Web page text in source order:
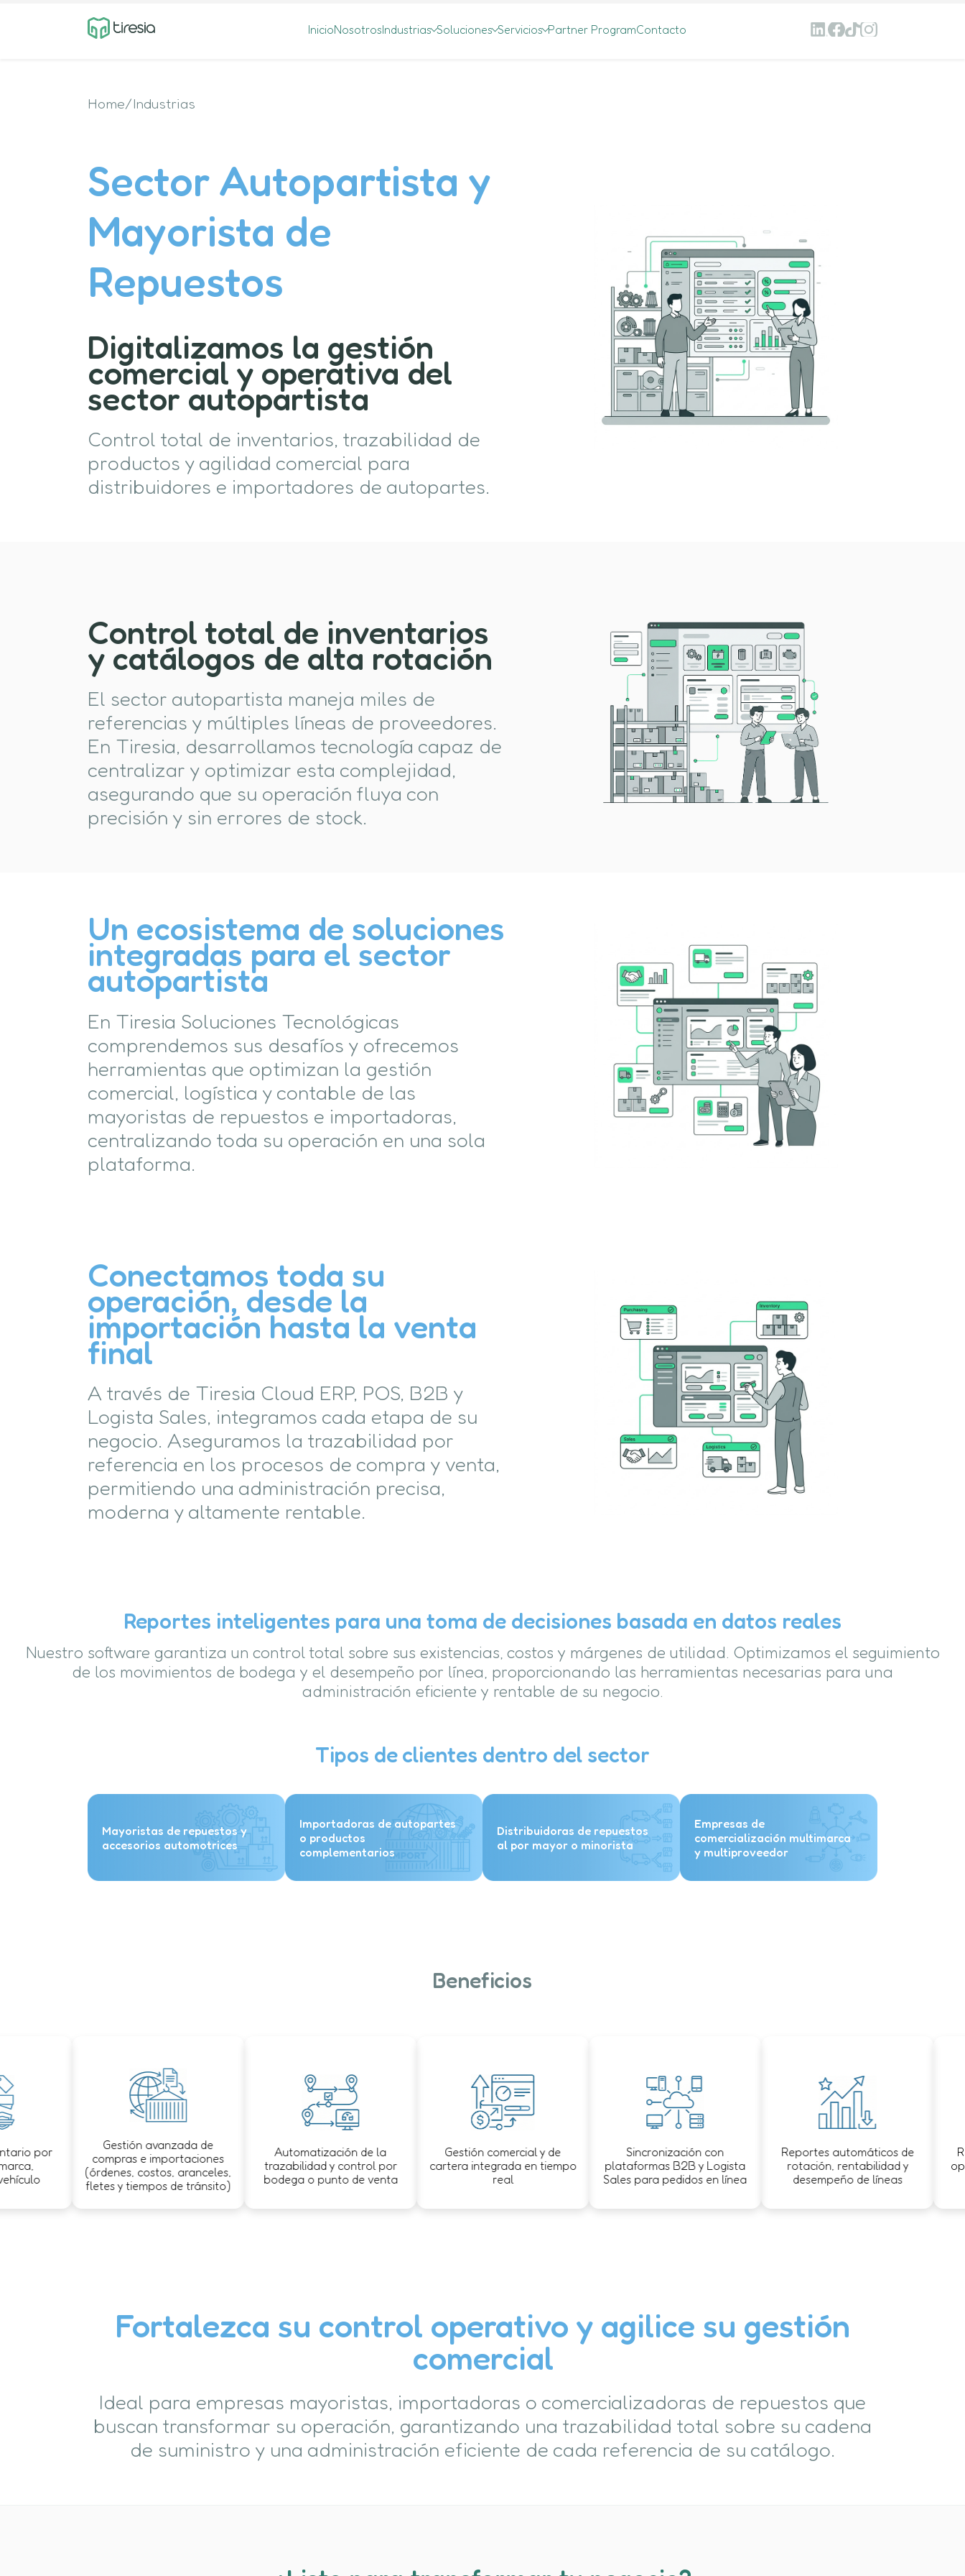
InicioNosotrosIndustrias Soluciones Servicios Partner ProgramContacto
Home/Industrias
Sector Autopartista y
Mayorista de
Repuestos
Digitalizamos la gestión
comercial y operativa del
sector autopartista
Control total de inventarios, trazabilidad de
productos y agilidad comercial para
distribuidores e importadores de autopartes.
Control total de inventarios
y catálogos de alta rotación
El sector autopartista maneja miles de
referencias y múltiples líneas de proveedores.
En Tiresia, desarrollamos tecnología capaz de
centralizar y optimizar esta complejidad,
asegurando que su operación fluya con
precisión y sin errores de stock.
Un ecosistema de soluciones
integradas para el sector
autopartista
En Tiresia Soluciones Tecnológicas
comprendemos sus desafíos y ofrecemos
herramientas que optimizan la gestión
comercial, logística y contable de las
mayoristas de repuestos e importadoras,
centralizando toda su operación en una sola
plataforma.
Conectamos toda su
operación, desde la
importación hasta la venta
final
A través de Tiresia Cloud ERP, POS, B2B y
Logista Sales, integramos cada etapa de su
negocio. Aseguramos la trazabilidad por
referencia en los procesos de compra y venta,
permitiendo una administración precisa,
moderna y altamente rentable.
Reportes inteligentes para una toma de decisiones basada en datos reales
Nuestro software garantiza un control total sobre sus existencias, costos y márgenes de utilidad. Optimizamos el seguimiento
de los movimientos de bodega y el desempeño por línea, proporcionando las herramientas necesarias para una
administración eficiente y rentable de su negocio.
Tipos de clientes dentro del sector
Mayoristas de repuestos y
accesorios automotrices
Importadoras de autopartes
o productos
complementarios
Distribuidoras de repuestos
al por mayor o minorista
Empresas de
comercialización multimarca
y multiproveedor
Beneficios
por
Gestión avanzada de
compras e importaciones
(órdenes, costos, aranceles,
fletes y tiempos de tránsito)
Automatización de la
trazabilidad y control por
bodega o punto de venta
Gestión comercial y de
cartera integrada en tiempo
Sincronización con
plataformas B2B y Logista
Sales para pedidos en línea
Reportes automáticos de
rotación, rentabilidad y
desempeño de líneas
Fortalezca su control operativo y agilice su gestión
comercial
Ideal para empresas mayoristas, importadoras o comercializadoras de repuestos que
buscan transformar su operación, garantizando una trazabilidad total sobre su cadena
de suministro y una administración eficiente de cada referencia de su catálogo.